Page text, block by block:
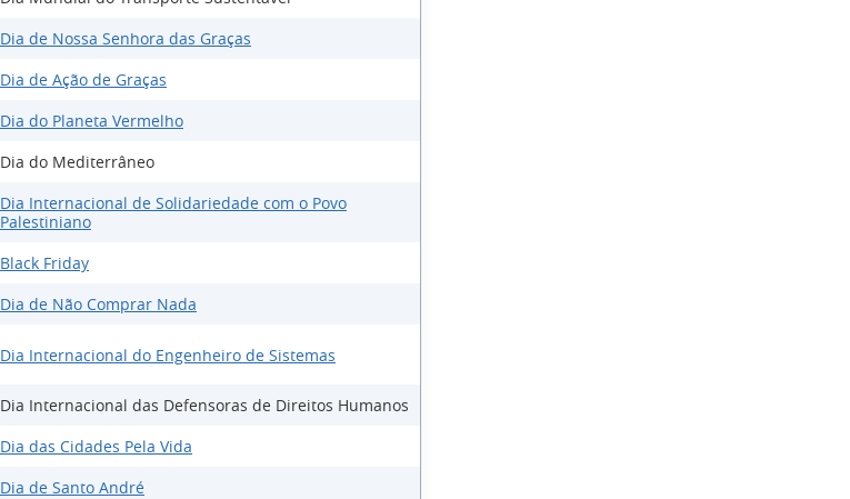
Dia de Nossa Senhora das Graças
Dia de Ação de Graças
Dia do Planeta Vermelho
Dia do Mediterrâneo
Dia Internacional de Solidariedade com o Povo
Palestiniano
Black Friday
Dia de Não Comprar Nada
Dia Internacional do Engenheiro de Sistemas
Dia Internacional das Defensoras de Direitos Humanos
Dia das Cidades Pela Vida
Dia de Santo André